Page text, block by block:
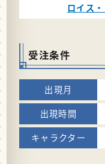
ロイス
受注条件